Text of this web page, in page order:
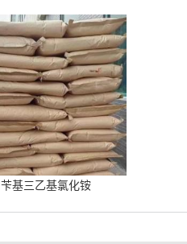
苄基三乙基氯化铵